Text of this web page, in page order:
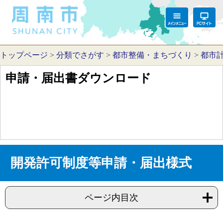
トップページ > 分類でさがす > 都市整備・まちづくり > 都市
申請・届出書ダウンロード
開発許可制度等申請・届出様式
ページ内目次